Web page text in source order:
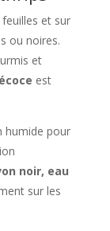
et sur
ou noires.
et
est
humide pour
noir, eau
sur les